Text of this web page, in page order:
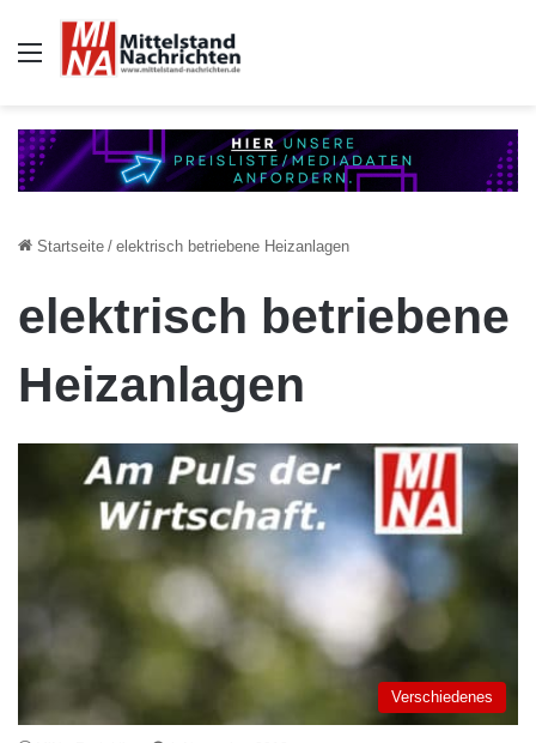
Auswahl
Startseite / elektrisch betriebene Heizanlagen
elektrisch betriebene
Heizanlagen
Verschiedenes